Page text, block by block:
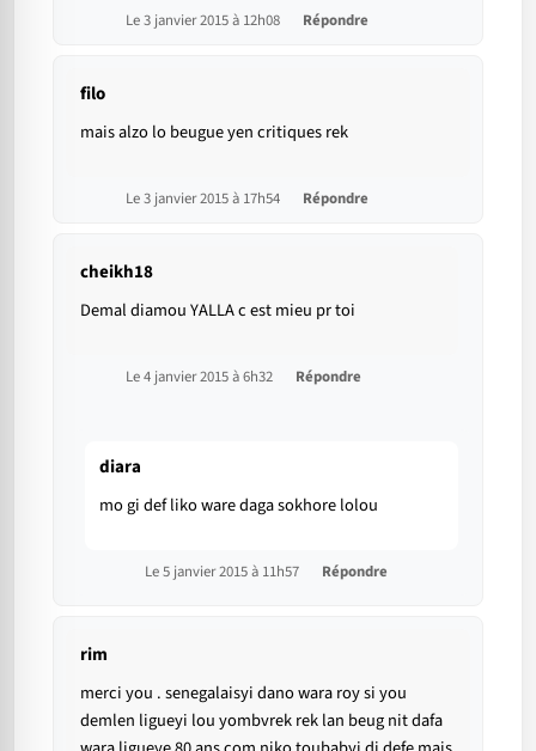
Le 3 janvier 2015 à 12h08 Répondre
filo
mais alzo lo beugue yen critiques rek
Le 3 janvier 2015 à 17h54 Répondre
cheikh18
Demal diamou YALLA c est mieu pr toi
Le 4 janvier 2015 à 6h32 Répondre
diara
mo gi def liko ware daga sokhore lolou
Le 5 janvier 2015 à 11h57 Répondre
rim
merci you . senegalaisyi dano wara roy si you
demlen ligueyi lou yombvrek rek lan beug nit dafa